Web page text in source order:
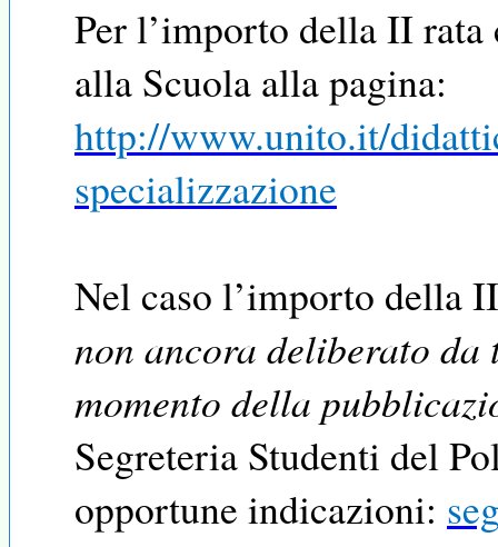
Per l’importo della II
alla Scuola alla pagina:
http://www.unito.it/
specializzazione
Nel caso l’importo della
non ancora deliberato
momento della
Segreteria Studenti del
opportune indicazioni: